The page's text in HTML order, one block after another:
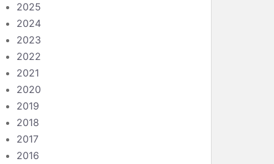
2025
2024
2023
2022
2021
2020
2019
2018
2017
2016